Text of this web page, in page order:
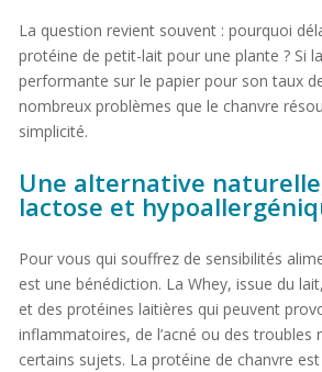
La question revient souvent : pourquoi
protéine de petit-lait pour une plante ? Si
performante sur le papier pour son taux
nombreux problèmes que le chanvre
simplicité.
Une alternative
lactose et
Pour vous qui souffrez de sensibilités
est une bénédiction. La Whey, issue du
et des protéines laitières qui peuvent
inflammatoires, de l’acné ou des troubles
certains sujets. La protéine de chanvre est